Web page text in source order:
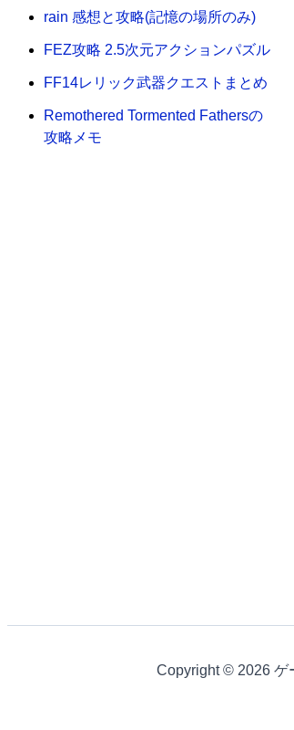
rain 感想と攻略(記憶の場所のみ)
FEZ攻略 2.5次元アクションパズル
FF14レリック武器クエストまとめ
Remothered Tormented Fathersの
攻略メモ
Copyright © 2026 ゲ